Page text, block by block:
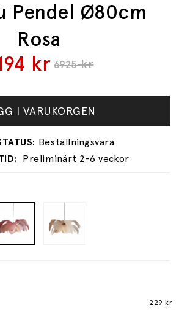
Pendel Ø80cm
Rosa
6925kr
kr
I VARUKORGEN
Preliminärt 2-6 veckor
229 kr